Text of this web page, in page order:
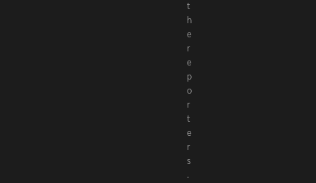
r
@
t
h
e
r
e
p
o
r
t
e
r